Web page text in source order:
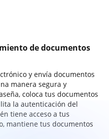
de documentos
y envía documentos
manera segura y
coloca tus documentos
la autenticación del
tiene acceso a tus
mantiene tus documentos